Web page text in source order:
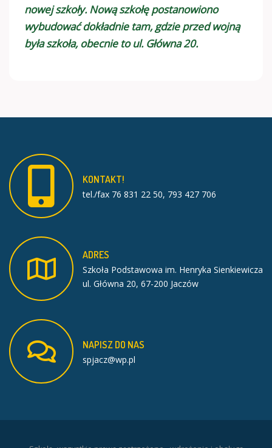
nowej szkoły. Nową szkołę postanowiono
wybudować dokładnie tam, gdzie przed wojną
była szkoła, obecnie to ul. Główna 20.
KONTAKT!
tel./fax 76 831 22 50, 793 427 706
ADRES
Szkoła Podstawowa im. Henryka Sienkiewicza
ul. Główna 20, 67-200 Jaczów
NAPISZDO NAS
spjacz@wp.pl